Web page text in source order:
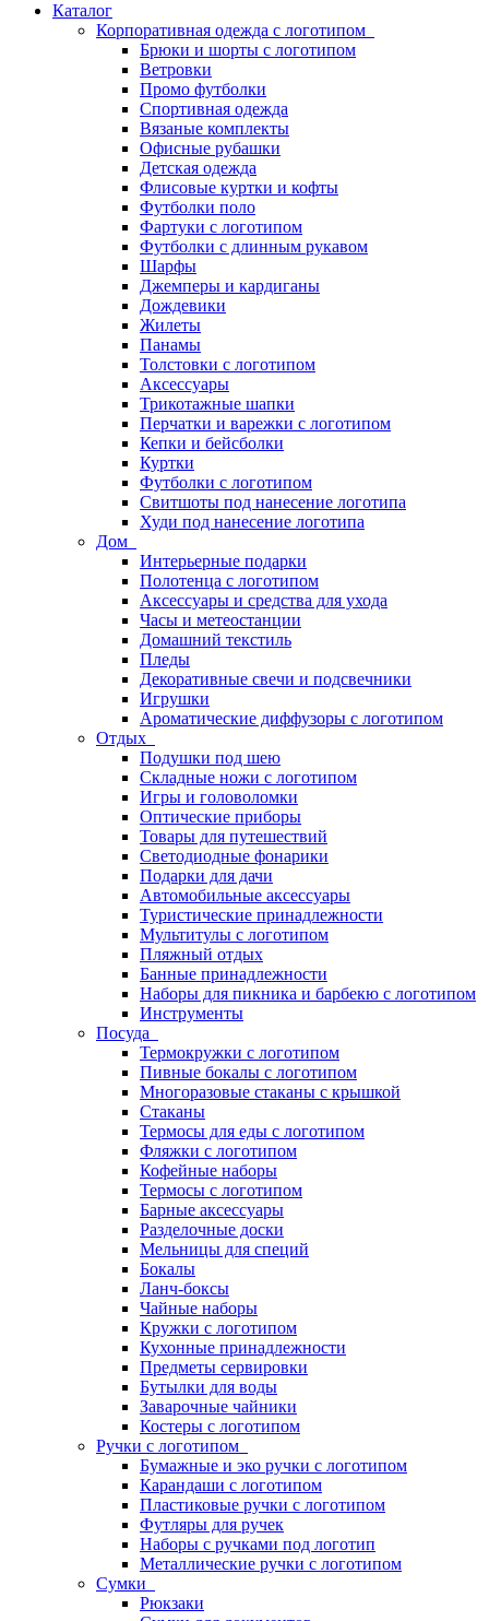
Каталог
Корпоративная одежда с логотипом
Брюки и шорты с логотипом
Ветровки
Промо футболки
Спортивная одежда
Вязаные комплекты
Офисные рубашки
Детская одежда
Флисовые куртки и кофты
Футболки поло
Фартуки с логотипом
Футболки с длинным рукавом
Шарфы
Джемперы и кардиганы
Дождевики
Жилеты
Панамы
Толстовки с логотипом
Аксессуары
Трикотажные шапки
Перчатки и варежки с логотипом
Кепки и бейсболки
Куртки
Футболки с логотипом
Свитшоты под нанесение логотипа
Худи под нанесение логотипа
Дом
Интерьерные подарки
Полотенца с логотипом
Аксессуары и средства для ухода
Часы и метеостанции
Домашний текстиль
Пледы
Декоративные свечи и подсвечники
Игрушки
Ароматические диффузоры с логотипом
Отдых
Подушки под шею
Складные ножи с логотипом
Игры и головоломки
Оптические приборы
Товары для путешествий
Светодиодные фонарики
Подарки для дачи
Автомобильные аксессуары
Туристические принадлежности
Мультитулы с логотипом
Пляжный отдых
Банные принадлежности
Наборы для пикника и барбекю с логотипом
Инструменты
Посуда
Термокружки с логотипом
Пивные бокалы с логотипом
Многоразовые стаканы с крышкой
Стаканы
Термосы для еды с логотипом
Фляжки с логотипом
Кофейные наборы
Термосы с логотипом
Барные аксессуары
Разделочные доски
Мельницы для специй
Бокалы
Ланч-боксы
Чайные наборы
Кружки с логотипом
Кухонные принадлежности
Предметы сервировки
Бутылки для воды
Заварочные чайники
Костеры с логотипом
Ручки с логотипом
Бумажные и эко ручки с логотипом
Карандаши с логотипом
Пластиковые ручки с логотипом
Футляры для ручек
Наборы с ручками под логотип
Металлические ручки с логотипом
Сумки
Рюкзаки